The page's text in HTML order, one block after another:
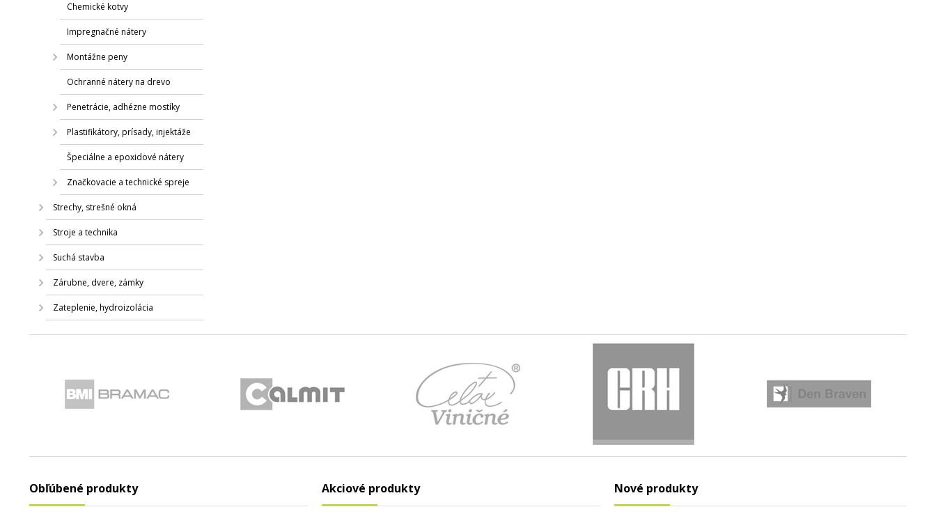
Chemické kotvy
Impregnačné nátery
Montážne peny
Ochranné nátery na drevo
Penetrácie, adhézne mostíky
Plastifikátory, prísady, injektáže
Špeciálne a epoxidové nátery
Značkovacie a technické spreje
Strechy, strešné okná
Stroje a technika
Suchá stavba
Zárubne, dvere, zámky
Zateplenie, hydroizolácia
Obľúbené produkty Akciové produkty Nové produkty